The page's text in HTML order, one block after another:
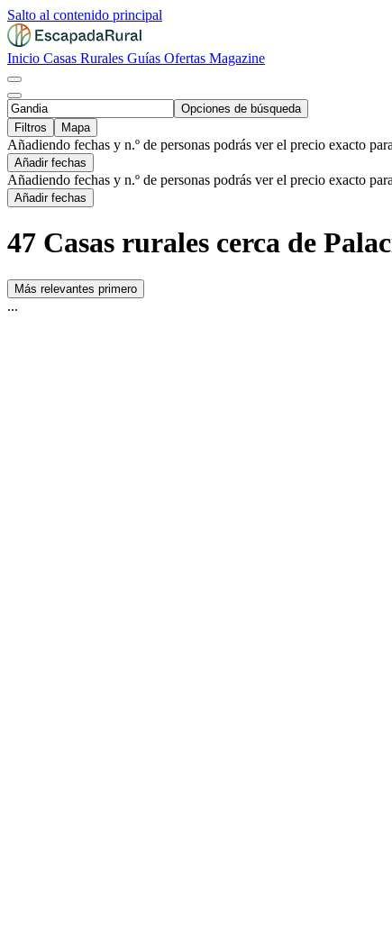
Salto al contenido principal
Inicio Casas Rurales Guías Ofertas Magazine
Opciones de búsqueda
Filtros
Mapa
Añadiendo fechas y n.º de personas podrás ver el precio exacto
Añadir fechas
Añadiendo fechas y n.º de personas podrás ver el precio exacto
Añadir fechas
47 Casas rurales cerca de
Más relevantes primero
...